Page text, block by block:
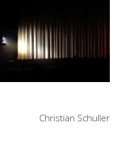
Christian Schuller